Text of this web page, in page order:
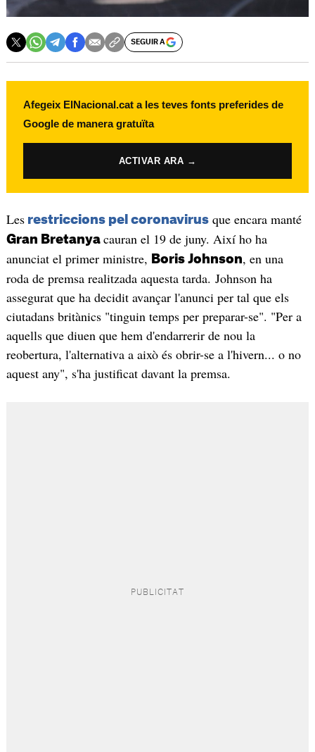
SEGUIR A
Afegeix ElNacional.cat a les teves fonts preferides de
Google de manera gratuïta
ACTIVAR ARA →
Les restriccions pel coronavirusque encara manté
Gran Bretanya cauran el 19 de juny. Així ho ha
anunciat el primer ministre, Boris Johnson, en una
roda de premsa realitzada aquesta tarda. Johnson ha
assegurat que ha decidit avançar l'anunci per tal que els
ciutadans britànics "tinguin temps per preparar-se". "Per a
aquells que diuen que hem d'endarrerir de nou la
reobertura, l'alternativa a això és obrir-se a l'hivern... o no
aquest any", s'ha justificat davant la premsa.